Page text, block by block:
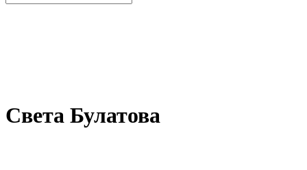
Света Булатова